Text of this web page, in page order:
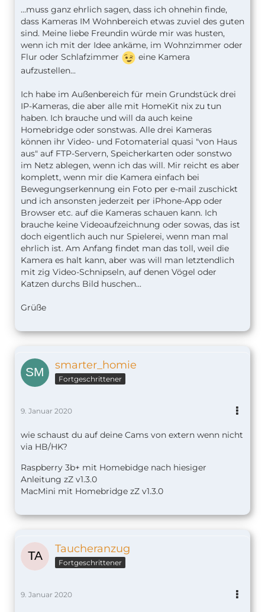
...muss ganz ehrlich sagen, dass ich ohnehin finde,
dass Kameras IM Wohnbereich etwas zuviel des guten
sind. Meine liebe Freundin würde mir was husten,
wenn ich mit der Idee ankäme, im Wohnzimmer oder
Flur oder Schlafzimmer
eine Kamera
aufzustellen...
Ich habe im Außenbereich für mein Grundstück drei
IP-Kameras, die aber alle mit HomeKit nix zu tun
haben. Ich brauche und will da auch keine
Homebridge oder sonstwas. Alle drei Kameras
können ihr Video- und Fotomaterial quasi "von Haus
aus" auf FTP-Servern, Speicherkarten oder sonstwo
im Netz ablegen, wenn ich das will. Mir reicht es aber
komplett, wenn mir die Kamera einfach bei
Bewegungserkennung ein Foto per e-mail zuschickt
und ich ansonsten jederzeit per iPhone-App oder
Browser etc. auf die Kameras schauen kann. Ich
brauche keine Videoaufzeichnung oder sowas, das ist
doch eigentlich auch nur Spielerei, wenn man mal
ehrlich ist. Am Anfang findet man das toll, weil die
Kamera es halt kann, aber was will man letztendlich
mit zig Video-Schnipseln, auf denen Vögel oder
Katzen durchs Bild huschen...
Grüße
smarter_homie
Fortgeschrittener
9. Januar 2020
wie schaust du auf deine Cams von extern wenn nicht
via HB/HK?
Raspberry 3b+ mit Homebidge nach hiesiger
Anleitung zZ v1.3.0
MacMini mit Homebridge zZ v1.3.0
Taucheranzug
Fortgeschrittener
9. Januar 2020